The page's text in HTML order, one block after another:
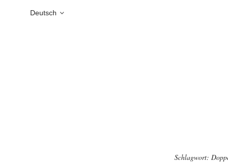
Deutsch
Schlagwort: